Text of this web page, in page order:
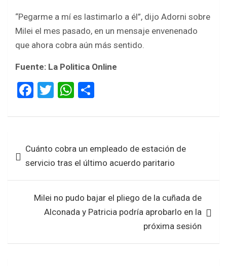
“Pegarme a mí es lastimarlo a él”, dijo Adorni sobre
Milei el mes pasado, en un mensaje envenenado
que ahora cobra aún más sentido.
Fuente: La Politica Online
F
ce
o
o
k
T
tt
W
at
A
p
p
ar
de Cuánto cobra un empleado de estación de
servicio tras el último acuerdo paritario
Milei no pudo bajar el pliego de la cuñada de
Alconada y Patricia podría aprobarlo en la
próxima sesión